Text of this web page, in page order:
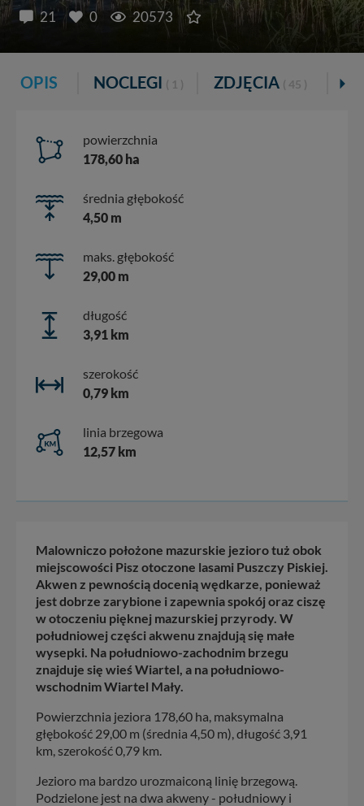
21
0 20573
OPIS NOCLEGI ( 1 ) ZDJĘCIA ( 45 )
powierzchnia
178,60 ha
średnia głębokość
4,50 m
maks. głębokość
29,00 m
długość
3,91 km
szerokość
0,79 km
linia brzegowa
12,57 km
Malowniczo położone mazurskie jezioro tuż obok
miejscowości Pisz otoczone lasami Puszczy Piskiej.
Akwen z pewnością docenią wędkarze, ponieważ
jest dobrze zarybione i zapewnia spokój oraz ciszę
w otoczeniu pięknej mazurskiej przyrody. W
południowej części akwenu znajdują się małe
wysepki. Na południowo-zachodnim brzegu
znajduje się wieś Wiartel, a na południowo-
wschodnim Wiartel Mały.
Powierzchnia jeziora 178,60 ha, maksymalna
głębokość 29,00 m (średnia 4,50 m), długość 3,91
km, szerokość 0,79 km.
Jezioro ma bardzo urozmaiconą linię brzegową.
Podzielone jest na dwa akweny - południowy i